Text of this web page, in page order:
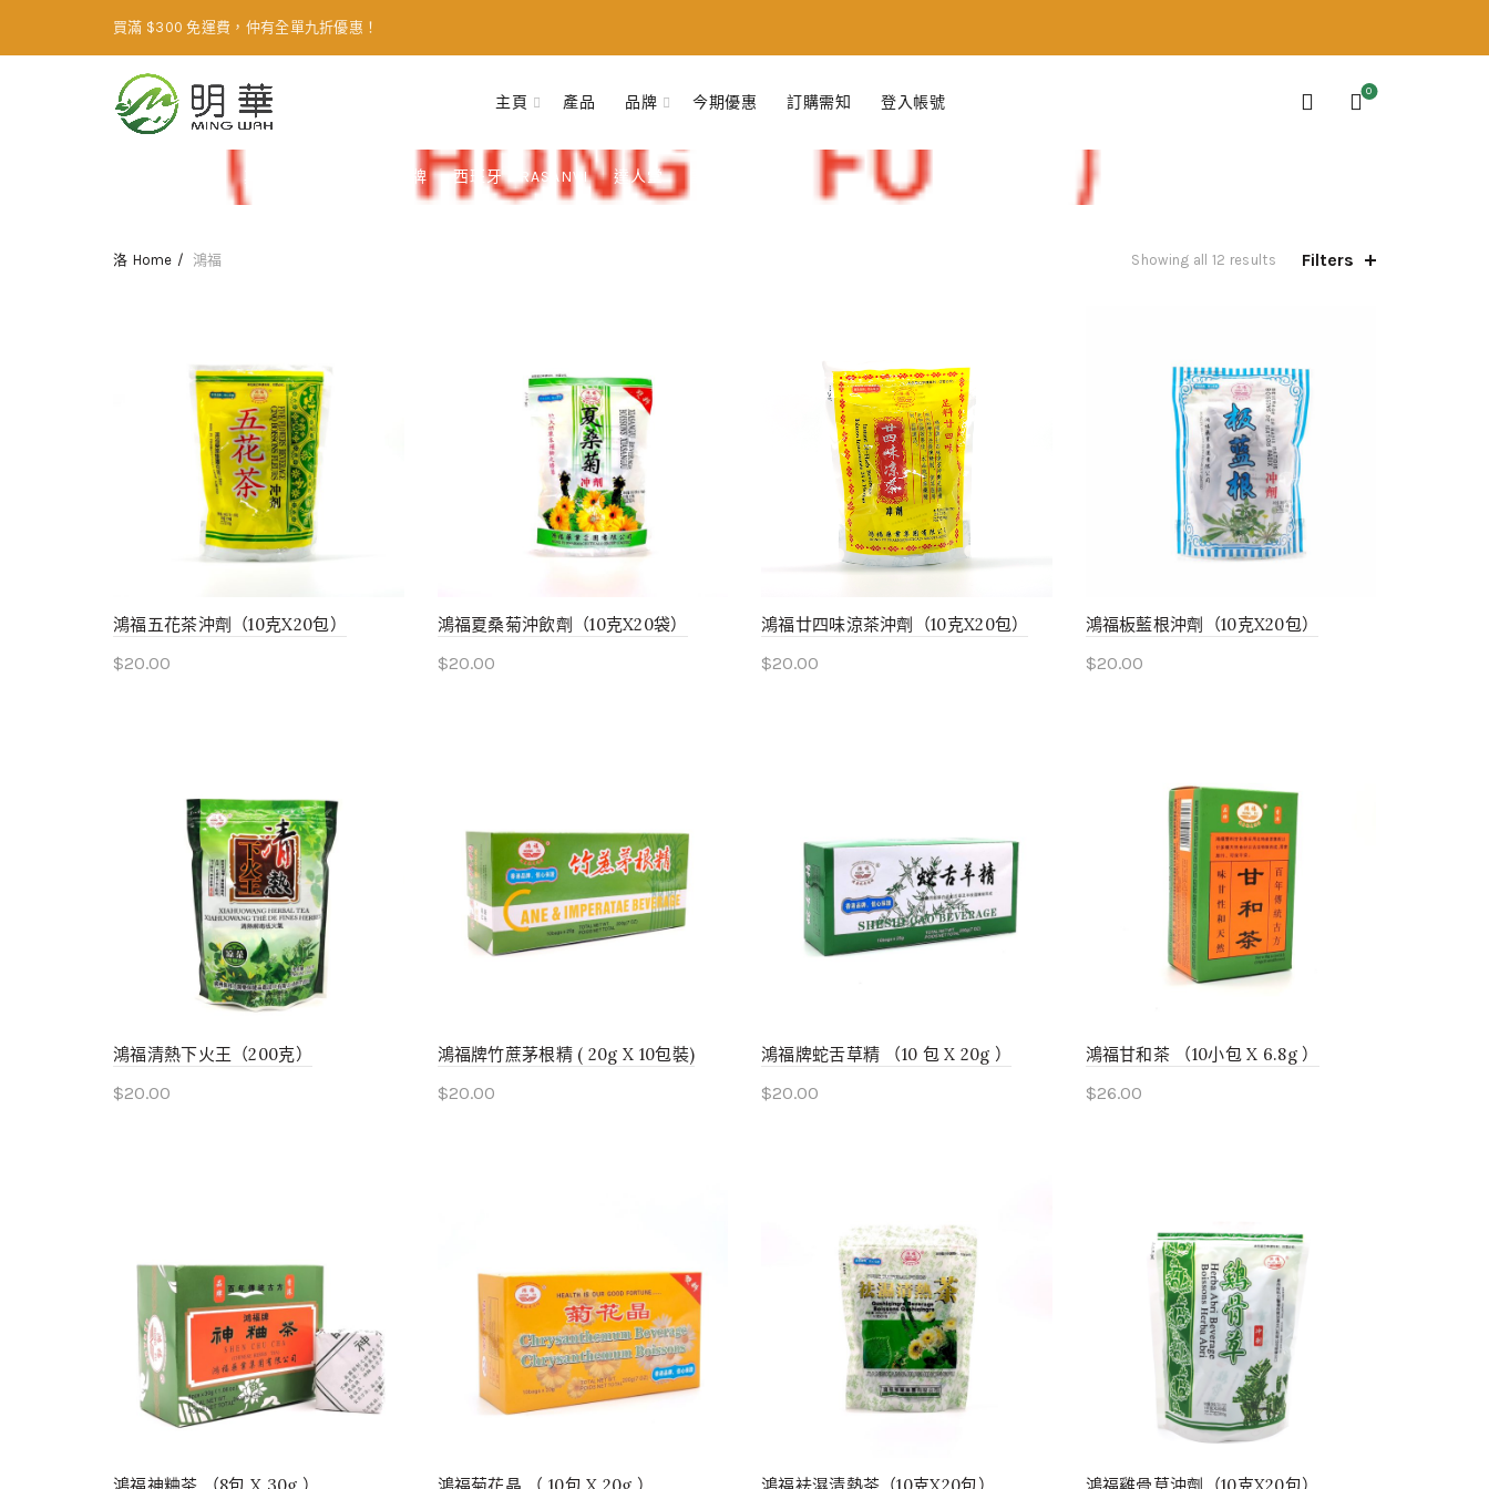
買滿 $300 免運費，仲有全單九折優惠！
主頁 產品 品牌 今期優惠 訂購需知 登入帳號
0
海瓶牌 西班牙 DRASANVI 達人堂
Home 鴻福 Showing all 12 results Filters
鴻福五花茶沖劑（10克X20包）
$20.00
鴻福夏桑菊沖飲劑（10克X20袋）
$20.00
鴻福廿四味涼茶沖劑（10克X20包）
$20.00
鴻福板藍根沖劑（10克X20包）
$20.00
鴻福清熱下火王（200克）
$20.00
鴻福牌竹蔗茅根精 ( 20g X 10包裝)
$20.00
鴻福牌蛇舌草精 （10 包 X 20g ）
$20.00
鴻福甘和茶 （10小包 X 6.8g ）
$26.00
鴻福神粬茶 （8包 X 30g ） 鴻福菊花晶 （ 10包 X 20g ） 鴻福袪濕清熱茶（10克X20包） 鴻福雞骨草沖劑（10克X20包）